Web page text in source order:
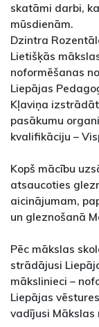
skatāmi darbi,
mūsdienām.
Dzintra
Lietišķās
noformēšanas
Liepājas
Kļaviņa
pasākumu
kvalifikāciju –
Kopš mācību
atsaucoties
aicinājumam,
un gleznošanā
Pēc mākslas
strādājusi
mākslinieci –
Liepājas
vadījusi Mākslas